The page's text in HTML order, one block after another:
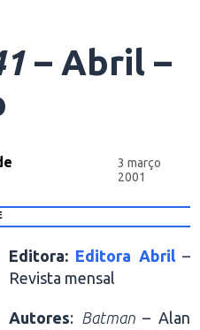
– Abril –
3 março
2001
Editora: Editora Abril–
Revista mensal
Autores: Batman– Alan